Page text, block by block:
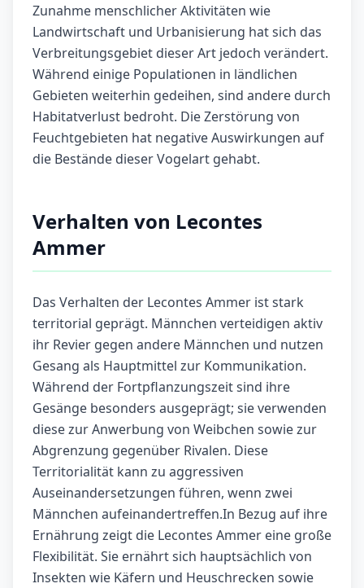
Zunahme menschlicher Aktivitäten wie
Landwirtschaft und Urbanisierung hat sich das
Verbreitungsgebiet dieser Art jedoch verändert.
Während einige Populationen in ländlichen
Gebieten weiterhin gedeihen, sind andere durch
Habitatverlust bedroht. Die Zerstörung von
Feuchtgebieten hat negative Auswirkungen auf
die Bestände dieser Vogelart gehabt.
Verhalten von Lecontes
Ammer
Das Verhalten der Lecontes Ammer ist stark
territorial geprägt. Männchen verteidigen aktiv
ihr Revier gegen andere Männchen und nutzen
Gesang als Hauptmittel zur Kommunikation.
Während der Fortpflanzungszeit sind ihre
Gesänge besonders ausgeprägt; sie verwenden
diese zur Anwerbung von Weibchen sowie zur
Abgrenzung gegenüber Rivalen. Diese
Territorialität kann zu aggressiven
Auseinandersetzungen führen, wenn zwei
Männchen aufeinandertreffen.In Bezug auf ihre
Ernährung zeigt die Lecontes Ammer eine große
Flexibilität. Sie ernährt sich hauptsächlich von
Insekten wie Käfern und Heuschrecken sowie